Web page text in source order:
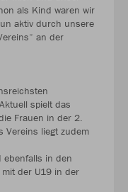
als Kind waren wir
aktiv durch unsere
an der
spielt das
Frauen in der 2.
Vereins liegt zudem
ebenfalls in den
der U19 in der